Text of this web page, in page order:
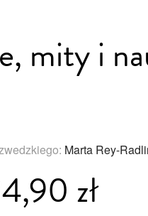
mity i
Marta Rey-
zł